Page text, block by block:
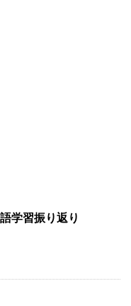
学習振り返り